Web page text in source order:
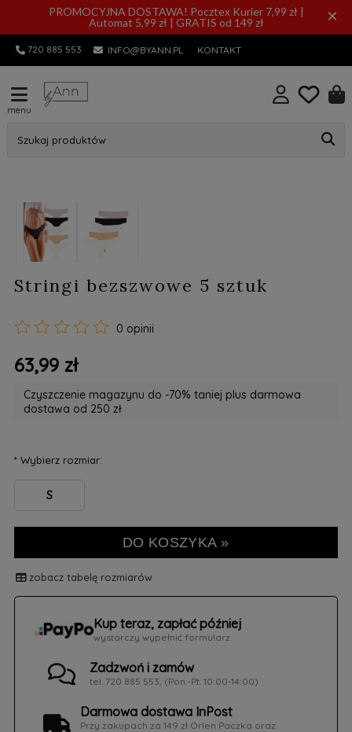
PROMOCYJNA DOSTAWA! Pocztex Kurier 7,99 zł |
Automat 5,99 zł | GRATIS od 149 zł
×
720 885 553 INFO@BYANN.PL KONTAKT
menu
Szukaj produktów
Stringi bezszwowe 5 sztuk
0 opinii
63,99 zł
Czyszczenie magazynu do -70% taniej plus darmowa
dostawa od 250 zł
*Wybierz rozmiar:
S
DO KOSZYKA »
zobacz tabelę rozmiarów
Kup teraz, zapłać później
wystarczy wypełnić formularz
Zadzwoń i zamów
tel. 720 885 553, (Pon.-Pt. 10:00-14:00)
Darmowa dostawa InPost
Przy zakupach za 149 zł Orlen Paczka oraz